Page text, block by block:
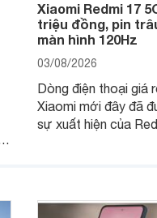
Xiaomi Redmi 17
triệu đồng, pin
màn hình 120Hz
03/08/2026
Dòng điện thoại giá
Xiaomi mới đây đã
sự xuất hiện của